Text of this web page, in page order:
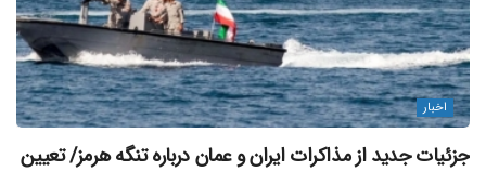
اخبار
جزئیات جدید از مذاکرات ایران و عمان درباره تنگه هرمز/ تعیین